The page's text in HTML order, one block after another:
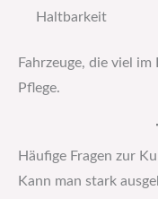
Haltbarkeit
Fahrzeuge, die viel
Pflege.
Häufige Fragen zur
Kann man stark